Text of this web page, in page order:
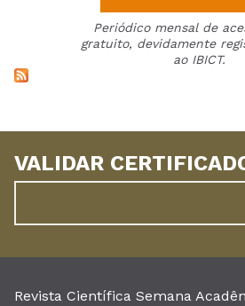
Periódico mensal de
gratuito, devidamente
ao IBICT.
VALIDAR
Revista Científica Semana